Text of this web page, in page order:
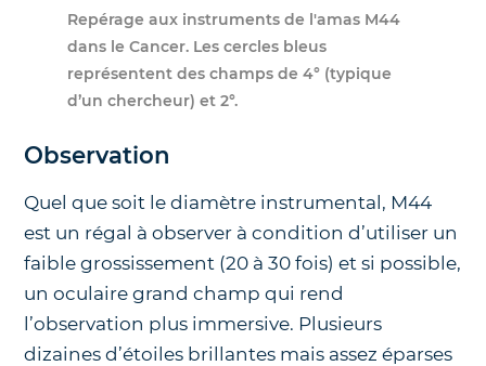
Repérage aux instruments de l'amas M44
dans le Cancer. Les cercles bleus
représentent des champs de 4° (typique
d’un chercheur) et 2°.
Observation
Quel que soit le diamètre instrumental, M44
est un régal à observer à condition d’utiliser un
faible grossissement (20 à 30 fois) et si possible,
un oculaire grand champ qui rend
l’observation plus immersive. Plusieurs
dizaines d’étoiles brillantes mais assez éparses